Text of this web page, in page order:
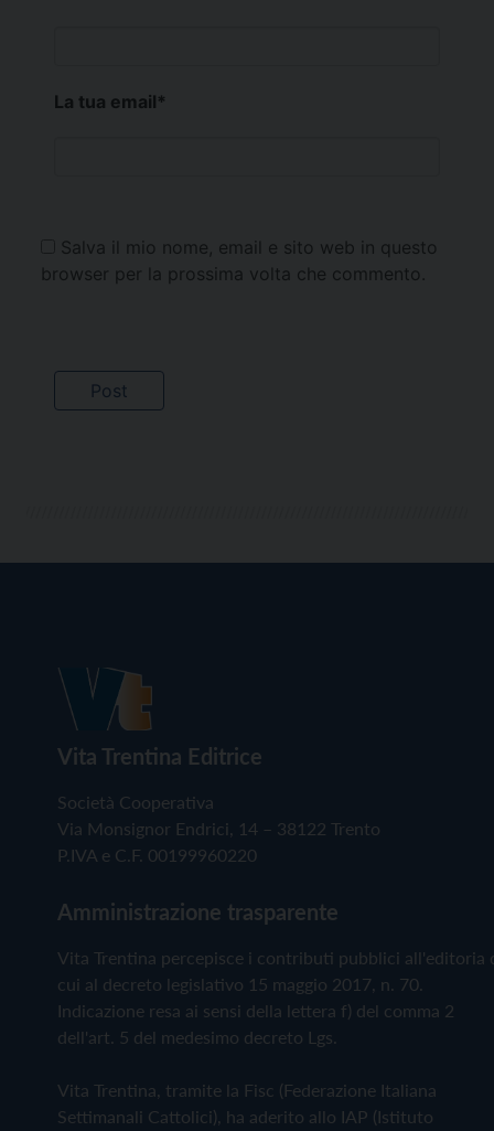
La tua email*
Salva il mio nome, email e sito web in questo
browser per la prossima volta che commento.
Vita Trentina Editrice
Società Cooperativa
Via Monsignor Endrici, 14 – 38122 Trento
P.IVA e C.F. 00199960220
Amministrazione trasparente
Vita Trentina percepisce i contributi pubblici all'editoria
cui al decreto legislativo 15 maggio 2017, n. 70.
Indicazione resa ai sensi della lettera f) del comma 2
dell'art. 5 del medesimo decreto Lgs.
Vita Trentina, tramite la Fisc (Federazione Italiana
Settimanali Cattolici), ha aderito allo IAP (Istituto